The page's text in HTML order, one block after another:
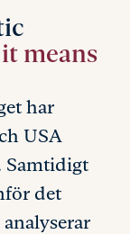
means
har
USA
Samtidigt
det